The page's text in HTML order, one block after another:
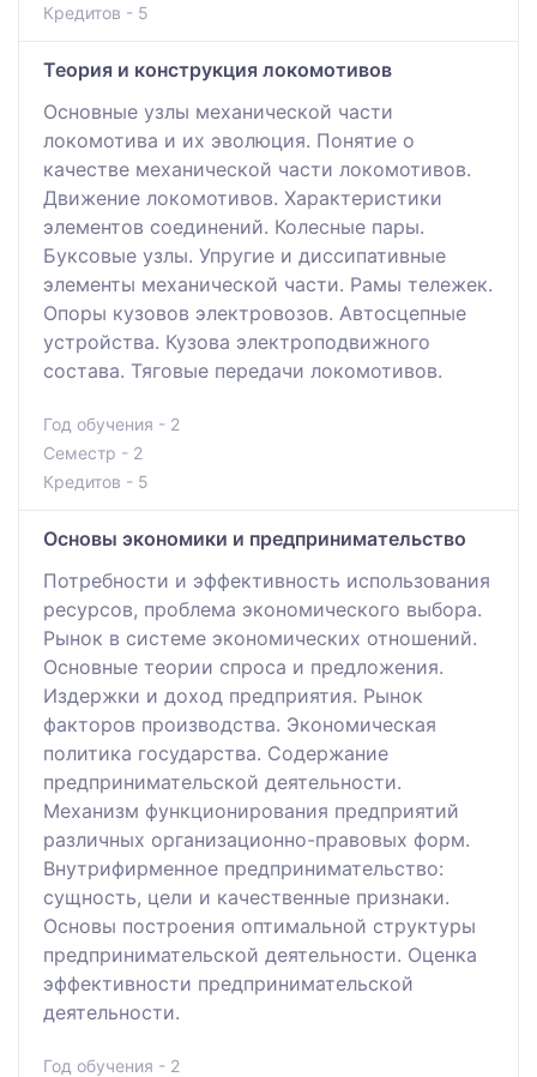
Кредитов - 5
Теория и конструкция локомотивов
Основные узлы механической части
локомотива и их эволюция. Понятие о
качестве механической части локомотивов.
Движение локомотивов. Характеристики
элементов соединений. Колесные пары.
Буксовые узлы. Упругие и диссипативные
элементы механической части. Рамы тележек.
Опоры кузовов электровозов. Автосцепные
устройства. Кузова электроподвижного
состава. Тяговые передачи локомотивов.
Год обучения - 2
Семестр - 2
Кредитов - 5
Основы экономики и предпринимательство
Потребности и эффективность использования
ресурсов, проблема экономического выбора.
Рынок в системе экономических отношений.
Основные теории спроса и предложения.
Издержки и доход предприятия. Рынок
факторов производства. Экономическая
политика государства. Содержание
предпринимательской деятельности.
Механизм функционирования предприятий
различных организационно-правовых форм.
Внутрифирменное предпринимательство:
сущность, цели и качественные признаки.
Основы построения оптимальной структуры
предпринимательской деятельности. Оценка
эффективности предпринимательской
деятельности.
Год обучения - 2